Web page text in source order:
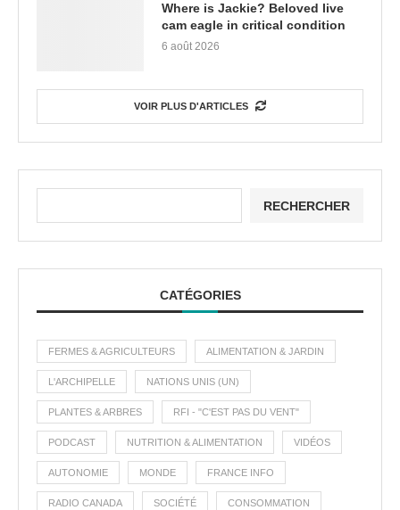
Where is Jackie? Beloved live
cam eagle in critical condition
6 août 2026
VOIR PLUS D'ARTICLES
RECHERCHER
CATÉGORIES
FERMES & AGRICULTEURS ALIMENTATION & JARDIN
L'ARCHIPELLE NATIONS UNIS (UN)
PLANTES & ARBRES RFI - "C'EST PAS DU VENT"
PODCAST NUTRITION & ALIMENTATION VIDÉOS
AUTONOMIE MONDE FRANCE INFO
RADIO CANADA SOCIÉTÉ CONSOMMATION